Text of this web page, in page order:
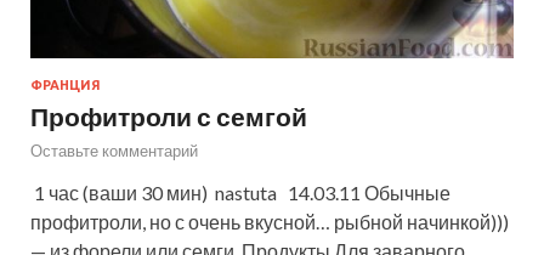
ФРАНЦИЯ
Профитроли с семгой
Оставьте комментарий
1 час (ваши 30 мин) nastuta 14.03.11 Обычные
профитроли, но с очень вкусной… рыбной начинкой)))
— из форели или семги. Продукты Для заварного